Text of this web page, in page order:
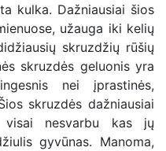
kulka. Dažniausiai šios
užauga iki kelių
skruzdžių rūšių
skruzdės geluonis yra
nei įprastinės,
skruzdės dažniausiai
nesvarbu kas jų
gyvūnas. Manoma,